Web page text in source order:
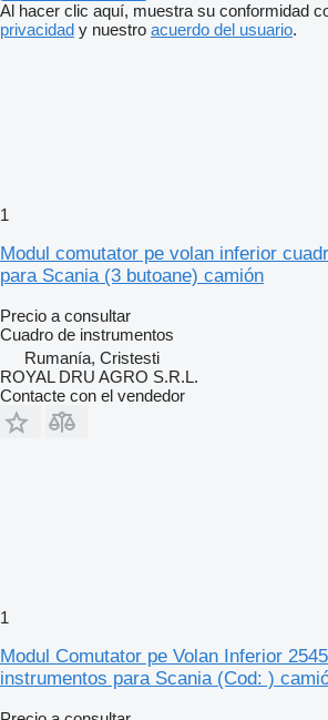
Al hacer clic aquí, muestra su conformidad
privacidad y nuestro acuerdo del usuario.
1
Modul comutator pe volan inferior
para Scania (3 butoane) camión
Precio a consultar
Cuadro de instrumentos
Rumanía, Cristesti
ROYAL DRU AGRO S.R.L.
Contacte con el vendedor
1
Modul Comutator pe Volan Inferior
instrumentos para Scania (Cod: )